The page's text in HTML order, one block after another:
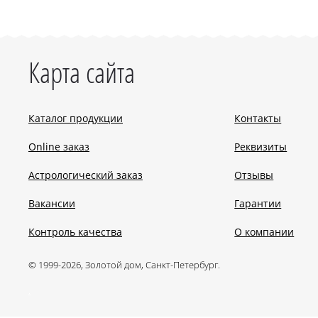
Карта сайта
Каталог продукции
Online заказ
Астрологический заказ
Вакансии
Контроль качества
Контакты
Реквизиты
Отзывы
Гарантии
О компании
© 1999-2026, Золотой дом, Санкт-Петербург.